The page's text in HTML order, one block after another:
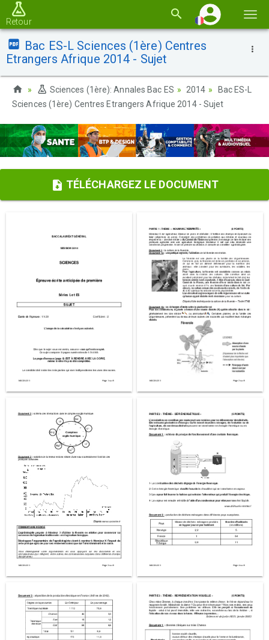
la
Retour
Bac ES-L Sciences (1ère) Centres
Etrangers Afrique 2014 - Sujet
Sciences (1ère): Annales Bac ES 2014
Bac ES-L
Sciences (1ère) Centres Etrangers Afrique 2014 - Sujet
TÉLÉCHARGEZ LE DOCUMENT